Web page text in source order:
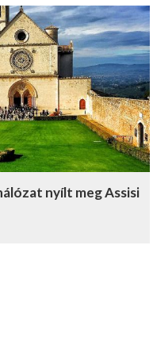
nyílt meg Assisi